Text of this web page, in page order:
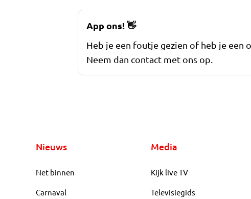
App ons!👋
Heb je een foutje gezien of heb je een
Neem dan contact met ons op.
Nieuws
Net binnen
Carnaval
Media
Kijk live TV
Televisiegids